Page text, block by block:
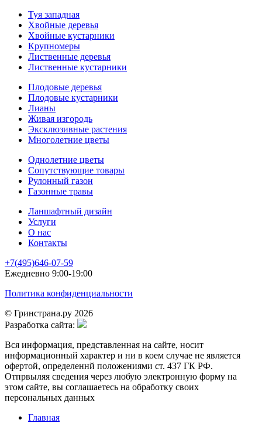
Туя западная
Хвойные деревья
Хвойные кустарники
Крупномеры
Лиственные деревья
Лиственные кустарники
Плодовые деревья
Плодовые кустарники
Лианы
Живая изгородь
Эксклюзивные растения
Многолетние цветы
Однолетние цветы
Сопутствующие товары
Рулонный газон
Газонные травы
Ланшафтный дизайн
Услуги
О нас
Контакты
+7(495)646-07-59
Ежедневно 9:00-19:00
Политика конфиденциальности
© Гринстрана.ру 2026
Разработка сайта:
Вся информация, представленная на сайте, носит
информационный характер и ни в коем случае не является
офертой, определеннй положениями ст. 437 ГК РФ.
Отпрвыляя сведения через любую электронную форму на
этом сайте, вы соглашаетесь на обработку своих
персональных данных
Главная